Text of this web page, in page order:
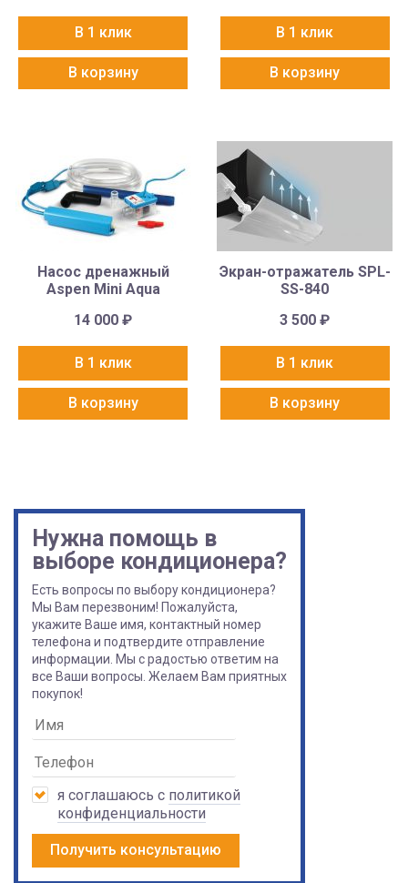
В 1 клик
В корзину
В 1 клик
В корзину
Насос дренажный
Aspen Mini Aqua
14 000₽
В 1 клик
В корзину
Экран-отражатель SPL-
SS-840
3 500₽
В 1 клик
В корзину
Нужна помощь в
выборе кондиционера?
Есть вопросы по выбору кондиционера?
Мы Вам перезвоним! Пожалуйста,
укажите Ваше имя, контактный номер
телефона и подтвердите отправление
информации. Мы с радостью ответим на
все Ваши вопросы. Желаем Вам приятных
покупок!
я соглашаюсь с политикой
конфиденциальности
Получить консультацию